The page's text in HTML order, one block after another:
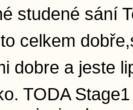
studené sání
celkem
dobre a jeste
TODA